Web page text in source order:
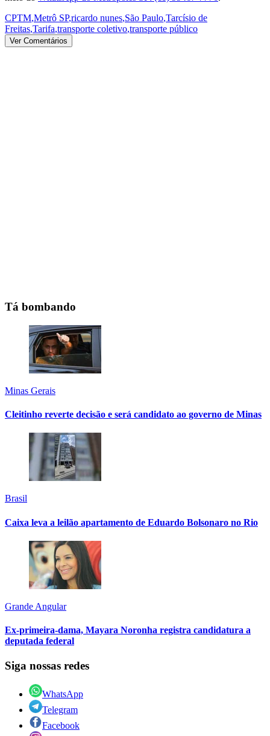
CPTM,Metrô SP,ricardo nunes,São Paulo,Tarcísio de
Freitas,Tarifa,transporte coletivo,transporte público
Ver Comentários
Tá bombando
Minas Gerais
Cleitinho reverte decisão e será candidato ao governo de Minas
Brasil
Caixa leva a leilão apartamento de Eduardo Bolsonaro no Rio
Grande Angular
Ex-primeira-dama, Mayara Noronha registra candidatura a
deputada federal
Siga nossas redes
WhatsApp
Telegram
Facebook